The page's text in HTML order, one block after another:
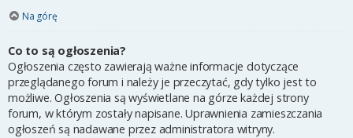
Na górę
Co to są ogłoszenia?
Ogłoszenia często zawierają ważne informacje dotyczące
przeglądanego forum i należy je przeczytać, gdy tylko jest to
możliwe. Ogłoszenia są wyświetlane na górze każdej strony
forum, w którym zostały napisane. Uprawnienia zamieszczania
ogłoszeń są nadawane przez administratora witryny.